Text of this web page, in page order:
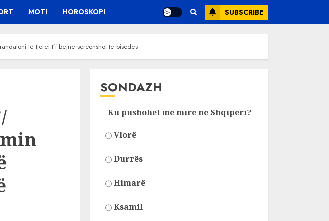
MOTI HOROSKOPI SUBSCRIBE
të tjerët t’i bëjnë screenshot të bisedës
SONDAZH
Ku pushohet më mirë në Shqipëri?
Vlorë
Durrës
Himarë
Ksamil